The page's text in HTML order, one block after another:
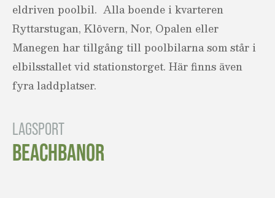
eldriven poolbil. Alla boende i kvarteren
Ryttarstugan, Klövern, Nor, Opalen eller
Manegen har tillgång till poolbilarna som står i
elbilsstallet vid stationstorget. Här finns även
fyra laddplatser.
LAGSPORT
BEACHBANOR